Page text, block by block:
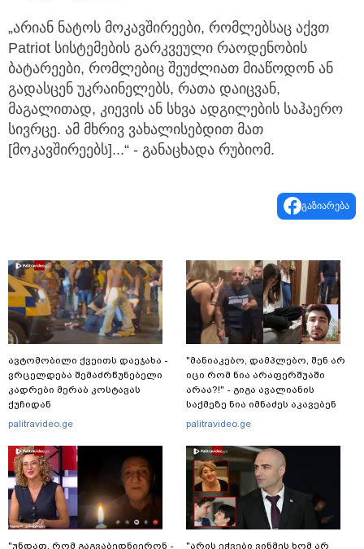
„არიან ნატოს მოკავშირეები, რომლებსაც აქვთ
Patriot სისტემების გარკვეული რაოდენობის
ბატარეები, რომლებიც შეუძლიათ მიაწოდონ ან
გადასცენ უკრაინელებს, რათა დაიცვან,
მაგალითად, კიევის ან სხვა ადგილების საჰაერო
სივრცე. ამ მხრივ ვახალისებდით მათ
[მოკავშირეებს]...“ - განაცხადა რუბიომ.
გაზიარება
ავტომობილი ქვეითს დაეჯახა -
ვრცელდება შემაძრწუნებელი
კადრები მერაბ კოსტავას
ქუჩიდან
palitravideo.ge
"უნდათ, რომ გაგვაბედნიერონ -
"მანიაკებო, დამპლებო, შენ არ
იცი რომ ნია არაფერშუაში
არაა?!" - გიგა ავალიანის
საქმეზე ნია იმნაძეს აკავებენ
palitravideo.ge
"არის ეჭვები ვინმეს ხომ არ